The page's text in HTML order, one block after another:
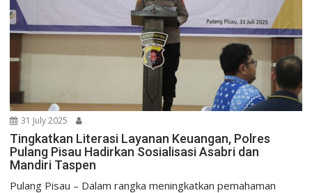
31 July 2025
Tingkatkan Literasi Layanan Keuangan, Polres
Pulang Pisau Hadirkan Sosialisasi Asabri dan
Mandiri Taspen
Pulang Pisau – Dalam rangka meningkatkan pemahaman